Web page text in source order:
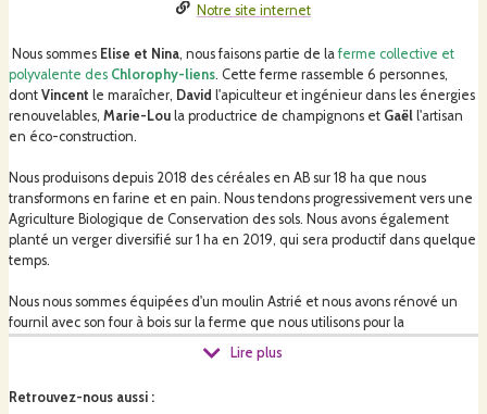
Notre site internet
Nous sommes Elise et Nina, nous faisons partie de laferme collective et
polyvalente des Chlorophy-liens. Cette ferme rassemble 6 personnes,
dont Vincent le maraîcher, David l'apiculteur et ingénieur dans les énergies
renouvelables, Marie-Lou la productrice de champignons et Gaël l'artisan
en éco-construction.
Nous produisons depuis 2018 des céréales en AB sur 18 ha que nous
transformons en farine et en pain. Nous tendons progressivement vers une
Agriculture Biologique de Conservation des sols. Nous avons également
planté un verger diversifié sur 1 ha en 2019, qui sera productif dans quelque
temps.
Nous nous sommes équipées d'un moulin Astrié et nous avons rénové un
fournil avec son four à bois sur la ferme que nous utilisons pour la
transformation depuis fin 2020. Le pain que nous proposons est
levain naturel, des variétés anciennes de
Nous proposons plusieurs types de pain:
Lire plus
Retrouvez-nous aussi :